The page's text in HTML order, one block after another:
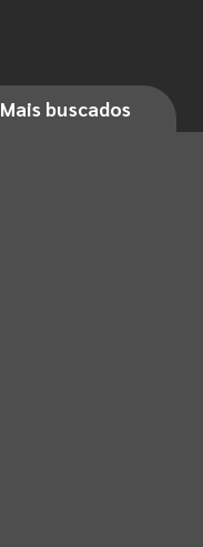
Mais buscados